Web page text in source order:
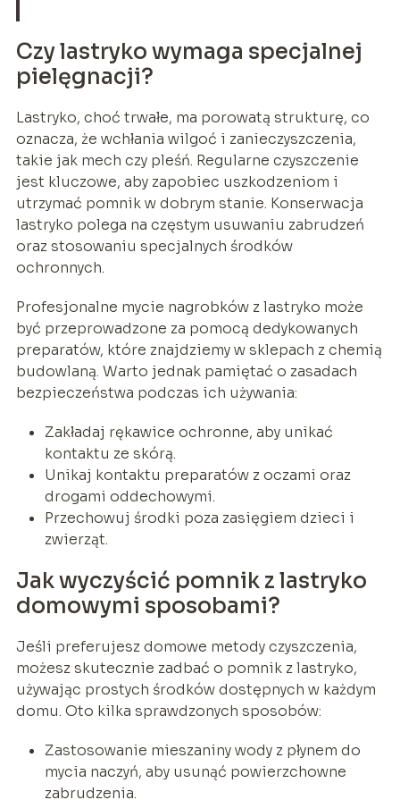
Czy lastryko wymaga specjalnej
pielęgnacji?
Lastryko, choć trwałe, ma porowatą strukturę, co
oznacza, że wchłania wilgoć i zanieczyszczenia,
takie jak mech czy pleśń. Regularne czyszczenie
jest kluczowe, aby zapobiec uszkodzeniom i
utrzymać pomnik w dobrym stanie. Konserwacja
lastryko polega na częstym usuwaniu zabrudzeń
oraz stosowaniu specjalnych środków
ochronnych.
Profesjonalne mycie nagrobków z lastryko może
być przeprowadzone za pomocą dedykowanych
preparatów, które znajdziemy w sklepach z chemią
budowlaną. Warto jednak pamiętać o zasadach
bezpieczeństwa podczas ich używania:
Zakładaj rękawice ochronne, aby unikać
kontaktu ze skórą.
Unikaj kontaktu preparatów z oczami oraz
drogami oddechowymi.
Przechowuj środki poza zasięgiem dzieci i
zwierząt.
Jak wyczyścić pomnik z lastryko
domowymi sposobami?
Jeśli preferujesz domowe metody czyszczenia,
możesz skutecznie zadbać o pomnik z lastryko,
używając prostych środków dostępnych w każdym
domu. Oto kilka sprawdzonych sposobów:
Zastosowanie mieszaniny wody z płynem do
mycia naczyń, aby usunąć powierzchowne
zabrudzenia.